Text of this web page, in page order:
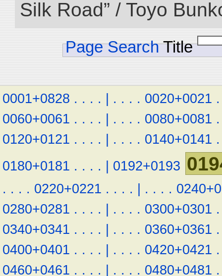
Silk Road” / Toyo
Page Search Title
0001+0828 . . . . | . . . . 0020+0021 .
0060+0061 . . . . | . . . . 0080+0081 .
0120+0121 . . . . | . . . . 0140+0141 .
0180+0181 . . . . | 0192+0193
. . . . 0220+0221 . . . . | . . . .
0280+0281 . . . . | . . . . 0300+0301 .
0340+0341 . . . . | . . . . 0360+0361 .
0400+0401 . . . . | . . . . 0420+0421 .
0460+0461 . . . . | . . . . 0480+0481 .